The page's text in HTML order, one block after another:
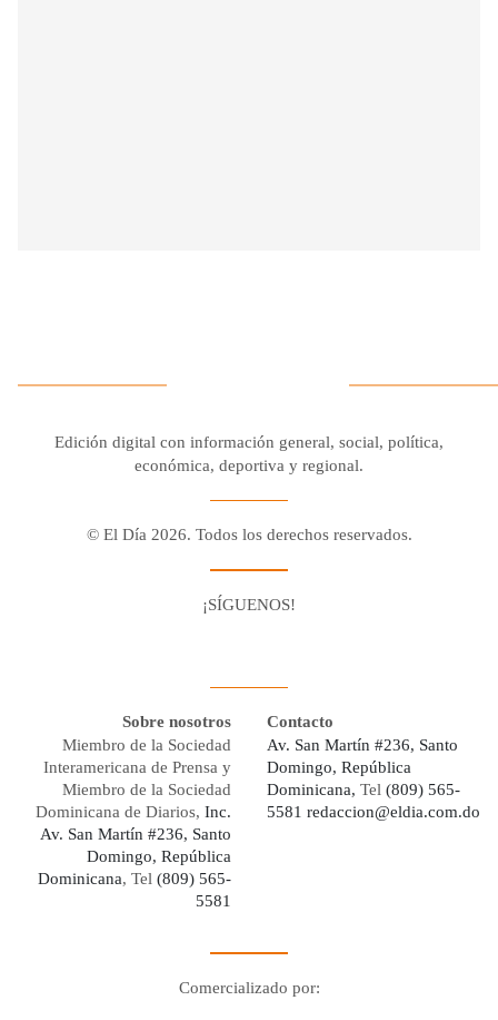
Edición digital con información general, social, política,
económica, deportiva y regional.
© El Día 2026. Todos los derechos reservados.
¡SÍGUENOS!
Sobre nosotros
Miembro de la Sociedad
Interamericana de Prensa y
Miembro de la Sociedad
Dominicana de Diarios, Inc.
Av. San Martín #236, Santo
Domingo, República
Dominicana, Tel (809) 565-
5581
Contacto
Av. San Martín #236, Santo
Domingo, República
Dominicana, Tel (809) 565-
5581 redaccion@eldia.com.do
Comercializado por: